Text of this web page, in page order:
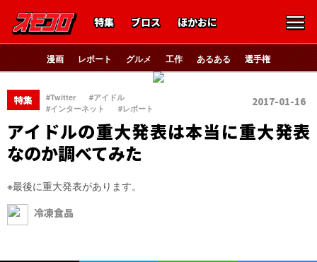
特集 ブロス ほかおに
漫画 レポート グルメ 工作 あるある 選手権
特集 #Twitter #アイドル
#インターネット #レポート
2017-01-16
アイドルの重大発表は本当に重大発表
なのか調べてみた
※最後に重大発表があります。
冷凍食品